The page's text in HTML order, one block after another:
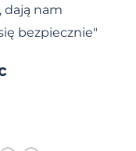
dają nam
bezpiecznie"